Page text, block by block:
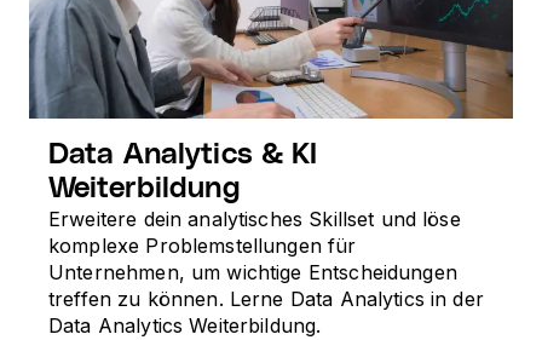
Data Analytics & KI
Weiterbildung
Erweitere dein analytisches Skillset und löse
komplexe Problemstellungen für
Unternehmen, um wichtige Entscheidungen
treffen zu können. Lerne Data Analytics in der
Data Analytics Weiterbildung.